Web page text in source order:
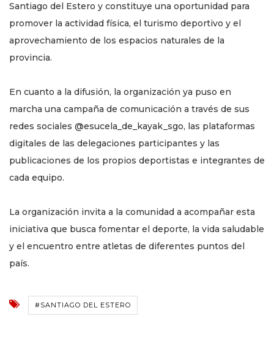
Santiago del Estero y constituye una oportunidad para
promover la actividad física, el turismo deportivo y el
aprovechamiento de los espacios naturales de la
provincia.
En cuanto a la difusión, la organización ya puso en
marcha una campaña de comunicación a través de sus
redes sociales @esucela_de_kayak_sgo, las plataformas
digitales de las delegaciones participantes y las
publicaciones de los propios deportistas e integrantes de
cada equipo.
La organización invita a la comunidad a acompañar esta
iniciativa que busca fomentar el deporte, la vida saludable
y el encuentro entre atletas de diferentes puntos del
país.
#SANTIAGO DEL ESTERO